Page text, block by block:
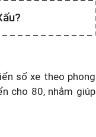
số xe theo phong
cho 80, nhằm giúp